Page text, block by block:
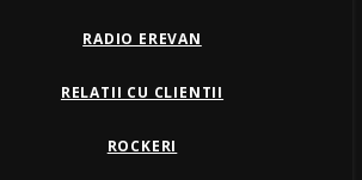
RADIO EREVAN
RELATII CU CLIENTII
ROCKERI